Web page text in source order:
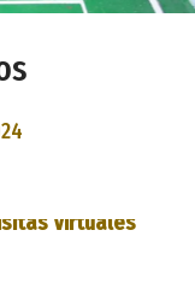
Virtuales